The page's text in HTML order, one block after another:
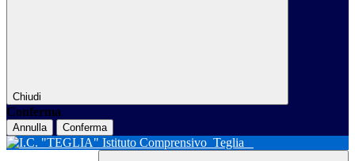
Chiudi
Conferma
Annulla Conferma
Istituto Comprensivo Teglia